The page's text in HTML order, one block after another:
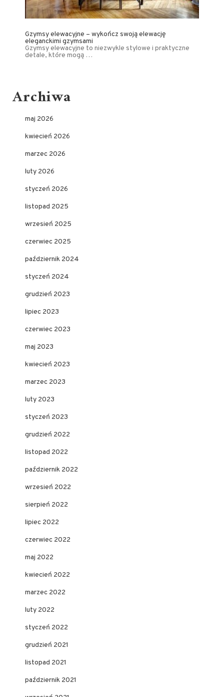
Gzymsy elewacyjne – wykończ swoją elewację
eleganckimi gzymsami
Gzymsy elewacyjne to niezwykle stylowe i praktyczne
detale, które mogą …
Archiwa
maj 2026
kwiecień 2026
marzec 2026
luty 2026
styczeń 2026
listopad 2025
wrzesień 2025
czerwiec 2025
październik 2024
styczeń 2024
grudzień 2023
lipiec 2023
czerwiec 2023
maj 2023
kwiecień 2023
marzec 2023
luty 2023
styczeń 2023
grudzień 2022
listopad 2022
październik 2022
wrzesień 2022
sierpień 2022
lipiec 2022
czerwiec 2022
maj 2022
kwiecień 2022
marzec 2022
luty 2022
styczeń 2022
grudzień 2021
listopad 2021
październik 2021